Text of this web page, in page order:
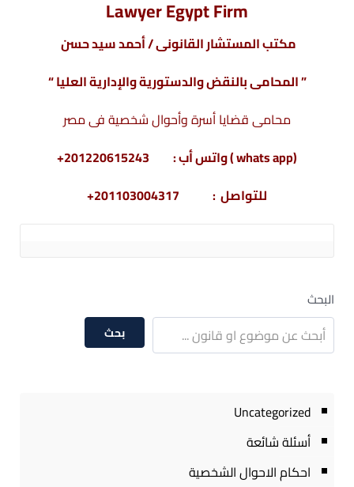
Lawyer Egypt Firm
مكتب المستشار القانونى / أحمد سيد حسن
” المحامى بالنقض والدستورية والإدارية العليا “
محامى قضايا أسرة وأحوال شخصية فى مصر
(whats app ) واتس أب : 201220615243+
للتواصل : 201103004317+
البحث
بحث
Uncategorized
أسئلة شائعة
احكام الاحوال الشخصية